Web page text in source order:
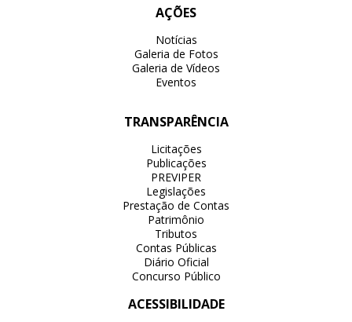
AÇÕES
Notícias
Galeria de Fotos
Galeria de Vídeos
Eventos
TRANSPARÊNCIA
Licitações
Publicações
PREVIPER
Legislações
Prestação de Contas
Patrimônio
Tributos
Contas Públicas
Diário Oficial
Concurso Público
ACESSIBILIDADE